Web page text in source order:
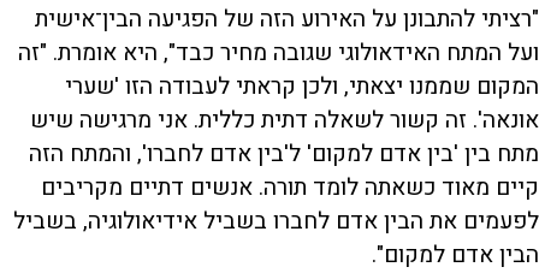
"רציתי להתבונן על האירוע הזה של הפגיעה הבין־אישית
ועל המתח האידאולוגי שגובה מחיר כבד", היא אומרת. "זה
המקום שממנו יצאתי, ולכן קראתי לעבודה הזו 'שערי
אונאה'. זה קשור לשאלה דתית כללית. אני מרגישה שיש
מתח בין 'בין אדם למקום' ל'בין אדם לחברו', והמתח הזה
קיים מאוד כשאתה לומד תורה. אנשים דתיים מקריבים
לפעמים את הבין אדם לחברו בשביל אידיאולוגיה, בשביל
הבין אדם למקום".